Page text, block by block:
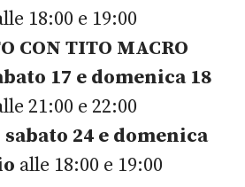
18:00 e 19:00
CON TITO MACRO
17 e domenica 18
21:00 e 22:00
sabato 24 e domenica
alle 18:00 e 19:00